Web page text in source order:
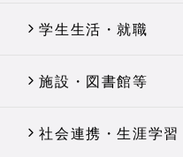
学生生活・就職
施設・図書館等
社会連携・生涯学習